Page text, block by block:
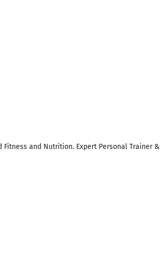
Fitness and Nutrition. Expert Personal Trainer &